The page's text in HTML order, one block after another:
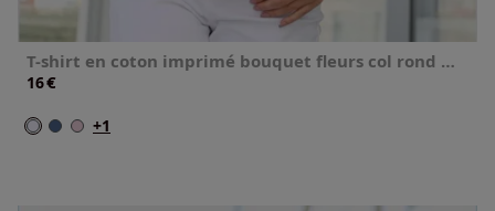
T-shirt en coton imprimé bouquet fleurs col rond manches courtes
16€
+1